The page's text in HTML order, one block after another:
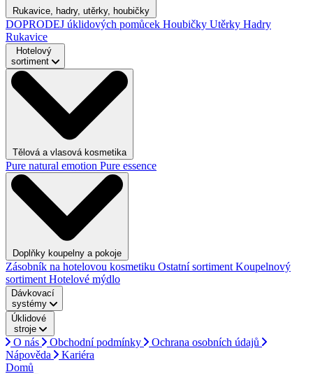
Rukavice, hadry, utěrky, houbičky
DOPRODEJ úklidových pomůcek Houbičky Utěrky Hadry
Rukavice
Hotelový
sortiment
Tělová a vlasová kosmetika
Pure natural emotion Pure essence
Doplňky koupelny a pokoje
Zásobník na hotelovou kosmetiku Ostatní sortiment Koupelnový
sortiment Hotelové mýdlo
Dávkovací
systémy
Úklidové
stroje
O nás Obchodní podmínky
Ochrana osobních údajů
Nápověda
Kariéra
Domů